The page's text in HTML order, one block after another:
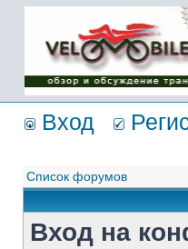
Имя пользователя:
Пароль:
{ LOG_ME_IN_SHORT
}
Вход
Список форумов
Вход на